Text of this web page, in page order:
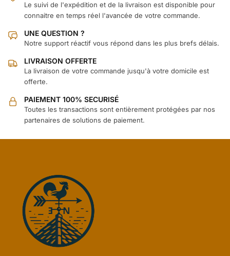
Le suivi de l'expédition et de la livraison est disponible pour
connaitre en temps réel l'avancée de votre commande.
UNE QUESTION ?
Notre support réactif vous répond dans les plus brefs délais.
LIVRAISON OFFERTE
La livraison de votre commande jusqu'à votre domicile est
offerte.
PAIEMENT 100% SECURISÉ
Toutes les transactions sont entièrement protégées par nos
partenaires de solutions de paiement.